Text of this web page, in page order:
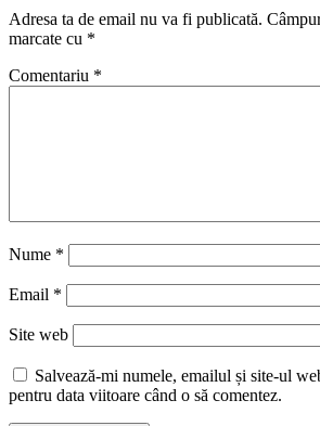
Adresa ta de email nu va fi publicată.
marcate cu *
Comentariu *
Nume *
Email *
Site web
Salvează-mi numele, emailul și site-ul
pentru data viitoare când o să comentez.